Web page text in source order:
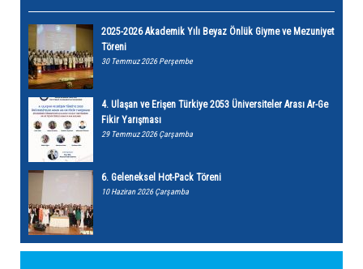
2025-2026 Akademik Yılı Beyaz Önlük Giyme ve Mezuniyet
Töreni
30 Temmuz 2026 Perşembe
4. Ulaşan ve Erişen Türkiye 2053 Üniversiteler Arası Ar-Ge
Fikir Yarışması
29 Temmuz 2026 Çarşamba
6. Geleneksel Hot-Pack Töreni
10 Haziran 2026 Çarşamba